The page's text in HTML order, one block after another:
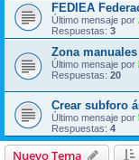
FEDIEA
Último mensaje por
Respuestas: 3
Zona manuales
Último mensaje por
Respuestas: 20
Crear subforo
Último mensaje por
Respuestas: 4
Nuevo Tema